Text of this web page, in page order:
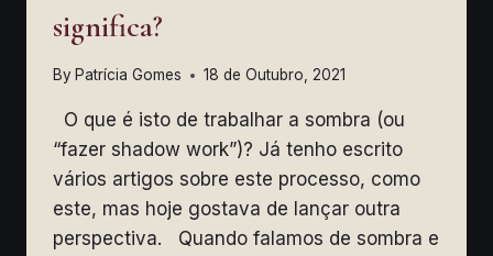
significa?
By Patrícia Gomes 18 de Outubro, 2021
O que é isto de trabalhar a sombra (ou
“fazer shadow work”)? Já tenho escrito
vários artigos sobre este processo, como
este, mas hoje gostava de lançar outra
perspectiva. Quando falamos de sombra e